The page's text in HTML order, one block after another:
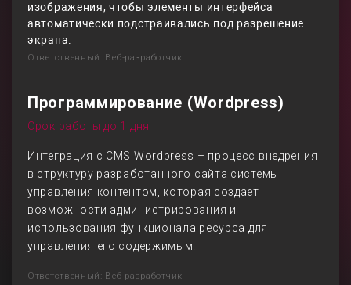
изображения, чтобы элементы интерфейса
автоматически подстраивались под разрешение
экрана.
Ответственный: Веб-разработчик
Программирование (Wordpress)
Срок работы до 1 дня
Интеграция с CMS Wordpress – процесс внедрения
в структуру разработанного сайта системы
управления контентом, которая создает
возможности администрирования и
использования функционала ресурса для
управления его содержимым.
Ответственный: Веб-разработчик